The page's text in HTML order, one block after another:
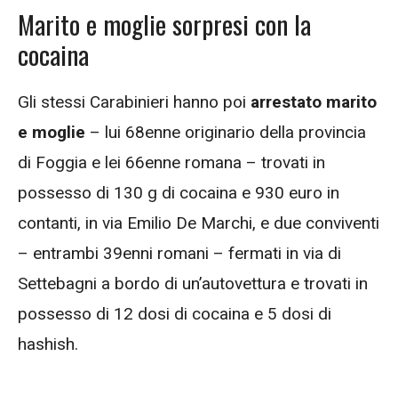
Marito e moglie sorpresi con la
cocaina
Gli stessi Carabinieri hanno poi arrestato marito
e moglie – lui 68enne originario della provincia
di Foggia e lei 66enne romana – trovati in
possesso di 130 g di cocaina e 930 euro in
contanti, in via Emilio De Marchi, e due conviventi
– entrambi 39enni romani – fermati in via di
Settebagni a bordo di un’autovettura e trovati in
possesso di 12 dosi di cocaina e 5 dosi di
hashish.